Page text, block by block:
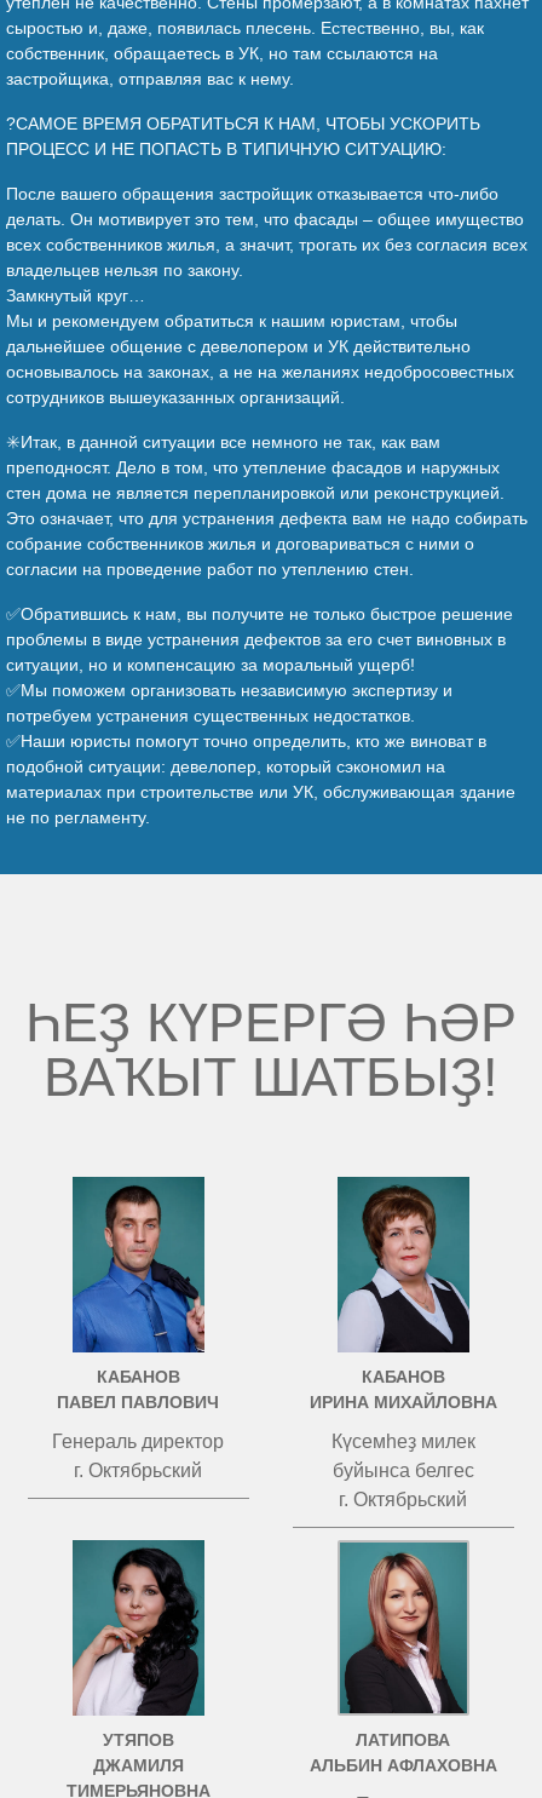
сыростью и, даже, появилась плесень. Естественно, вы, как
собственник, обращаетесь в УК, но там ссылаются на
застройщика, отправляя вас к нему.
?САМОЕ ВРЕМЯ ОБРАТИТЬСЯ К НАМ, ЧТОБЫ УСКОРИТЬ
ПРОЦЕСС И НЕ ПОПАСТЬ В ТИПИЧНУЮ СИТУАЦИЮ:
После вашего обращения застройщик отказывается что-либо
делать. Он мотивирует это тем, что фасады – общее имущество
всех собственников жилья, а значит, трогать их без согласия всех
владельцев нельзя по закону.
Замкнутый круг…
Мы и рекомендуем обратиться к нашим юристам, чтобы
дальнейшее общение с девелопером и УК действительно
основывалось на законах, а не на желаниях недобросовестных
сотрудников вышеуказанных организаций.
✳️Итак, в данной ситуации все немного не так, как вам
преподносят. Дело в том, что утепление фасадов и наружных
стен дома не является перепланировкой или реконструкцией.
Это означает, что для устранения дефекта вам не надо собирать
собрание собственников жилья и договариваться с ними о
согласии на проведение работ по утеплению стен.
✅Обратившись к нам, вы получите не только быстрое решение
проблемы в виде устранения дефектов за его счет виновных в
ситуации, но и компенсацию за моральный ущерб!
✅Мы поможем организовать независимую экспертизу и
потребуем устранения существенных недостатков.
✅Наши юристы помогут точно определить, кто же виноват в
подобной ситуации: девелопер, который сэкономил на
материалах при строительстве или УК, обслуживающая здание
не по регламенту.
ҺЕҘ КҮРЕРГӘ ҺӘР
ВАҠЫТ ШАТБЫҘ!
КАБАНОВ
ПАВЕЛ ПАВЛОВИЧ
Генераль директор
г. Октябрьский
КАБАНОВ
ИРИНА МИХАЙЛОВНА
Күсемһеҙ милек
буйынса белгес
г. Октябрьский
УТЯПОВ
ДЖАМИЛЯ
ТИМЕРЬЯНОВНА
ЛАТИПОВА
АЛЬБИН АФЛАХОВНА